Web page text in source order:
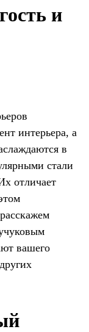
и
интерьера, а
в
стали
отличает
вашего